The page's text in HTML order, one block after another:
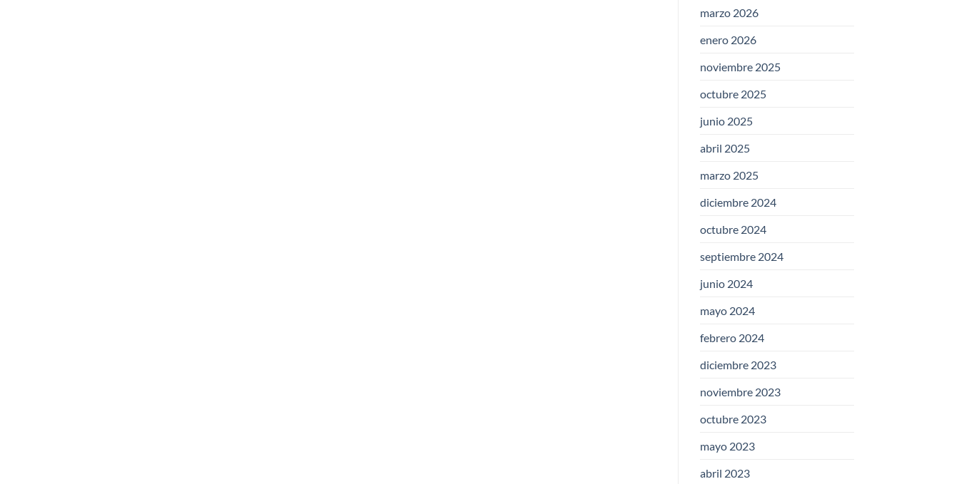
marzo 2026
enero 2026
noviembre 2025
octubre 2025
junio 2025
abril 2025
marzo 2025
diciembre 2024
octubre 2024
septiembre 2024
junio 2024
mayo 2024
febrero 2024
diciembre 2023
noviembre 2023
octubre 2023
mayo 2023
abril 2023